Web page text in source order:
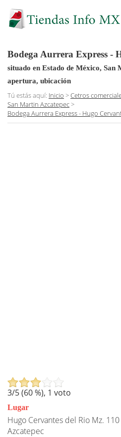
Bodega Aurrera Express -
situado en Estado de México, San
apertura, ubicación
Tú estás aquí: Inicio >Cetros
San Martin Azcatepec>
Bodega Aurrera Express - Hugo
3/5 (60%), 1 voto
Lugar
Hugo Cervantes del Rio Mz.
Azcatepec